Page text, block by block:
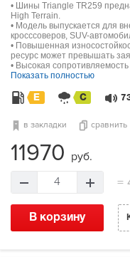
• Шины Triangle TR259
High Terrain.
• Модель выпускается для
кросссоверов, SUV-
• Повышенная
ресурс может превышать
• Высокая
Показать полностью
E C
в закладки сравнить
11970 руб.
4 =
В корзину